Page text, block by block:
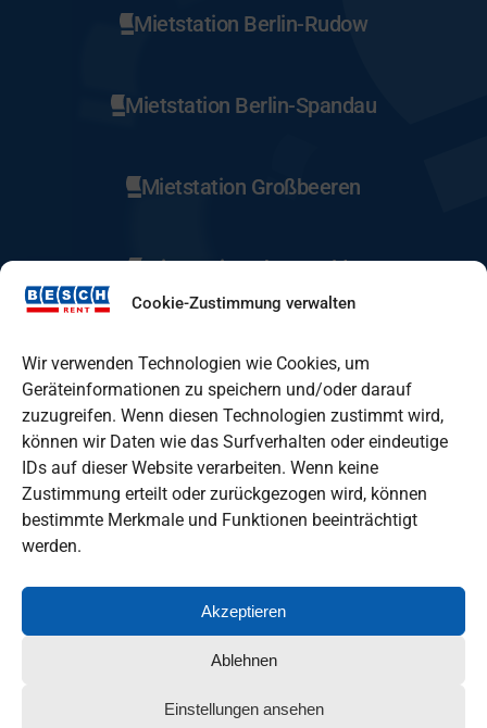
Cookie-Zustimmung verwalten
Wir verwenden Technologien wie Cookies, um
Geräteinformationen zu speichern und/oder darauf
zuzugreifen. Wenn diesen Technologien zustimmt wird,
können wir Daten wie das Surfverhalten oder eindeutige
IDs auf dieser Website verarbeiten. Wenn keine
Zustimmung erteilt oder zurückgezogen wird, können
bestimmte Merkmale und Funktionen beeinträchtigt
werden.
Akzeptieren
Ablehnen
Einstellungen ansehen
Mietstation Berlin-Rudow
Mietstation Berlin-Spandau
Mietstation Großbeeren
Mietstation Eberswalde
Mietstation Fürstenwalde
Mietstation Lindenberg
Mietstation Oranienburg
Autovermietung in Berlin und Brandenburg I